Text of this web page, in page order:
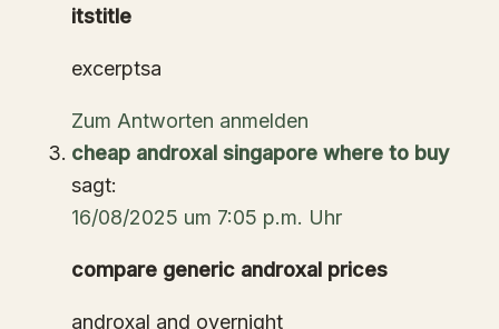
itstitle
excerptsa
Zum Antworten anmelden
cheap androxal singapore where to buy
sagt:
16/08/2025 um 7:05 p.m. Uhr
compare generic androxal prices
androxal and overnight